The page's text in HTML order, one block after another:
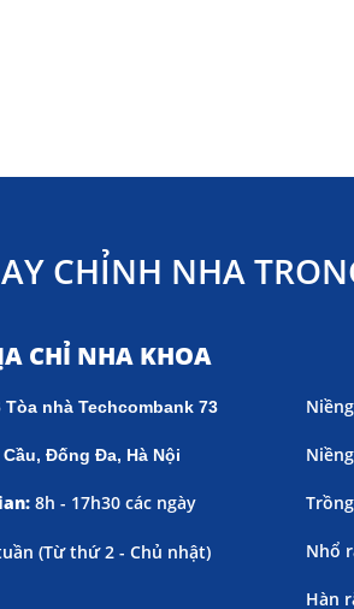
CHỈNH NHA
CHỈ NHA KHOA
Tòa nhà Techcombank 73
Cầu, Đống Đa, Hà Nội
8h - 17h30 các ngày
(Từ thứ 2 - Chủ nhật) Nhổ
Hàn